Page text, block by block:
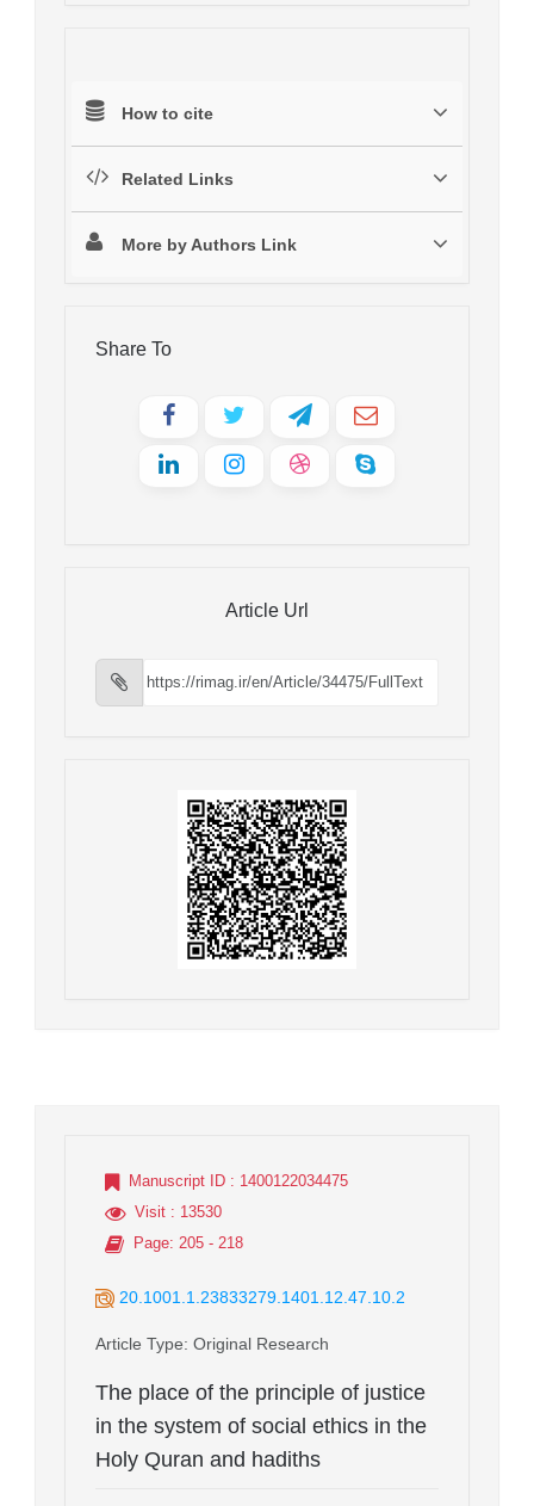
How to cite
Related Links
More by Authors Link
Share To
Article Url
Manuscript ID : 1400122034475
Visit : 13530
Page: 205 - 218
20.1001.1.23833279.1401.12.47.10.2
Article Type: Original Research
The place of the principle of justice
in the system of social ethics in the
Holy Quran and hadiths